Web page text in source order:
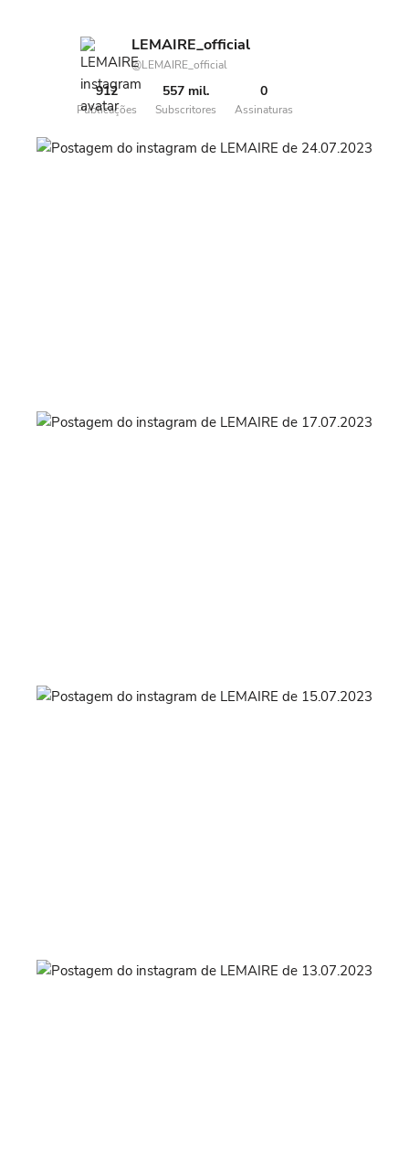
LEMAIRE_official
@LEMAIRE_official
912
Publicações
557 mil.
Subscritores
0
Assinaturas